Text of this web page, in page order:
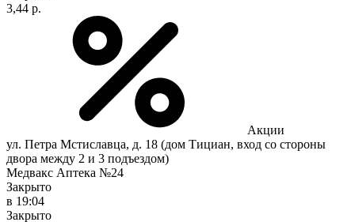
3,44 р.
Акции
ул. Петра Мстиславца, д. 18 (дом Тициан, вход со стороны
двора между 2 и 3 подъездом)
Медвакс Аптека №24
Закрыто
в 19:04
Закрыто